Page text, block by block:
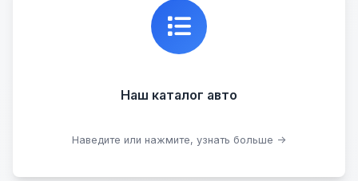
Наш каталог авто
Наведите или нажмите, узнать больше →
Каталог проверенных автомобилей в отличном
состоянии, где вы можете найти подробную
информацию о каждом авто.
Посмотреть каталог